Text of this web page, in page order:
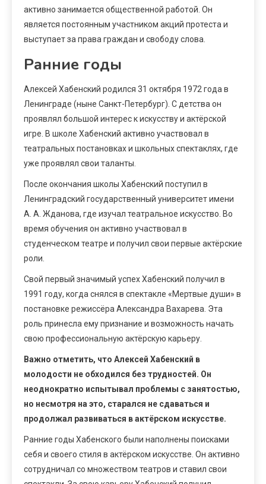
активно занимается общественной работой. Он
является постоянным участником акций протеста и
выступает за права граждан и свободу слова.
Ранние годы
Алексей Хабенский родился 31 октября 1972 года в
Ленинграде (ныне Санкт-Петербург). С детства он
проявлял большой интерес к искусству и актёрской
игре. В школе Хабенский активно участвовал в
театральных постановках и школьных спектаклях, где
уже проявлял свои таланты.
После окончания школы Хабенский поступил в
Ленинградский государственный университет имени
А. А. Жданова, где изучал театральное искусство. Во
время обучения он активно участвовал в
студенческом театре и получил свои первые актёрские
роли.
Свой первый значимый успех Хабенский получил в
1991 году, когда снялся в спектакле «Мертвые души» в
постановке режиссёра Александра Вахарева. Эта
роль принесла ему признание и возможность начать
свою профессиональную актёрскую карьеру.
Важно отметить, что Алексей Хабенский в
молодости не обходился без трудностей. Он
неоднократно испытывал проблемы с занятостью,
но несмотря на это, старался не сдаваться и
продолжал развиваться в актёрском искусстве.
Ранние годы Хабенского были наполнены поисками
себя и своего стиля в актёрском искусстве. Он активно
сотрудничал со множеством театров и ставил свои